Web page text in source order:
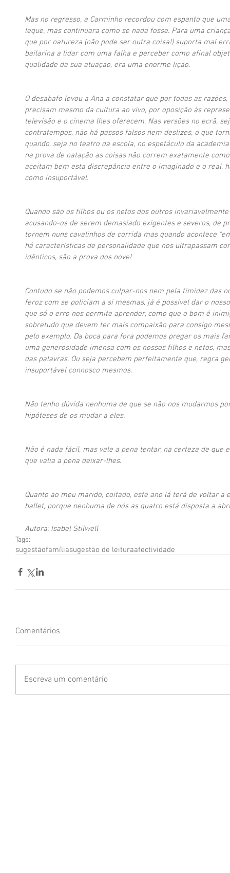
Mas no regresso, a Carminho recordou com espanto que
leque, mas continuara como se nada fosse. Para uma
que por natureza (não pode ser outra coisa!) suporta mal
bailarina a lidar com uma falha e perceber como afinal
qualidade da sua atuação, era uma enorme lição.
O desabafo levou a Ana a constatar que por todas as
precisam mesmo da cultura ao vivo, por oposição às
televisão e o cinema lhes oferecem. Nas versões no ecrã,
contratempos, não há passos falsos nem deslizes, o que
quando, seja no teatro da escola, no espetáculo da
na prova de natação as coisas não correm exatamente
aceitam bem esta discrepância entre o imaginado e o real,
como insuportável.
Quando são os filhos ou os netos dos outros
acusando-os de serem demasiado exigentes e severos, de
tornem nuns cavalinhos de corrida mas quando acontece
há características de personalidade que nos ultrapassam
idênticos, são a prova dos nove!
Contudo se não podemos culpar-nos nem pela timidez das
feroz com se policiam a si mesmas, já é possível dar o
que só o erro nos permite aprender, como que o bom é
sobretudo que devem ter mais compaixão para consigo
pelo exemplo. Da boca para fora podemos pregar os mais
uma generosidade imensa com os nossos filhos e netos,
das palavras. Ou seja percebem perfeitamente que, regra
insuportável connosco mesmos.
Não tenho dúvida nenhuma de que se não nos mudarmos
hipóteses de os mudar a eles.
Não é nada fácil, mas vale a pena tentar, na certeza de que
que valia a pena deixar-lhes.
Quanto ao meu marido, coitado, este ano lá terá de voltar
ballet, porque nenhuma de nós as quatro está disposta a
Autora: Isabel Stilwell
Tags:
sugestãofamíliasugestão de leituraafectividade
Comentários
Escreva um comentário